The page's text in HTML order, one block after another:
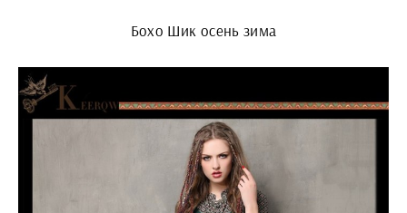
Бохо Шик осень зима